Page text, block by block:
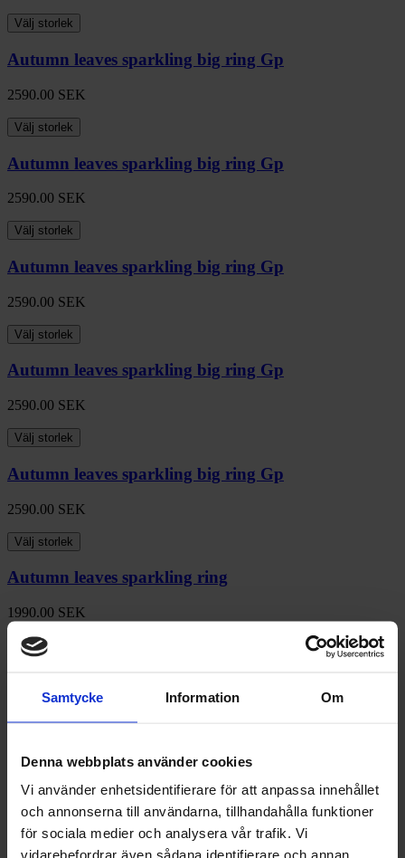
Samtycke Information Om
Denna webbplats använder cookies
Vi använder enhetsidentifierare för att anpassa innehållet
och annonserna till användarna, tillhandahålla funktioner
för sociala medier och analysera vår trafik. Vi
vidarebefordrar även sådana identifierare och annan
Välj storlek
Autumn leaves sparkling big ring Gp
2590.00 SEK
Välj storlek
Autumn leaves sparkling big ring Gp
2590.00 SEK
Välj storlek
Autumn leaves sparkling big ring Gp
2590.00 SEK
Välj storlek
Autumn leaves sparkling big ring Gp
2590.00 SEK
Välj storlek
Autumn leaves sparkling big ring Gp
2590.00 SEK
Välj storlek
Autumn leaves sparkling ring
1990.00 SEK
Välj storlek
Autumn leaves sparkling ring
1990.00SEK
Välj storlek